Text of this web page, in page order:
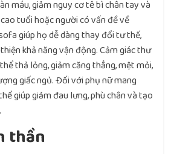
máu, giảm nguy cơ tê bì chân tay và
tuổi hoặc người có vấn đề về
giúp họ dễ dàng thay đổi tư thế,
khả năng vận động. Cảm giác thư
thả lỏng, giảm căng thẳng, mệt mỏi,
giấc ngủ. Đối với phụ nữ mang
giúp giảm đau lưng, phù chân và tạo
thần